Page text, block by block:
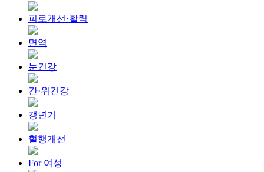
피로개선·활력
면역
눈건강
간·위건강
갱년기
혈행개선
For 여성